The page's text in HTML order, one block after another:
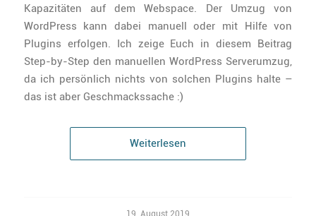
Kapazitäten auf dem Webspace. Der Umzug von
WordPress kann dabei manuell oder mit Hilfe von
Plugins erfolgen. Ich zeige Euch in diesem Beitrag
Step-by-Step den manuellen WordPress Serverumzug,
da ich persönlich nichts von solchen Plugins halte –
das ist aber Geschmackssache :)
Weiterlesen